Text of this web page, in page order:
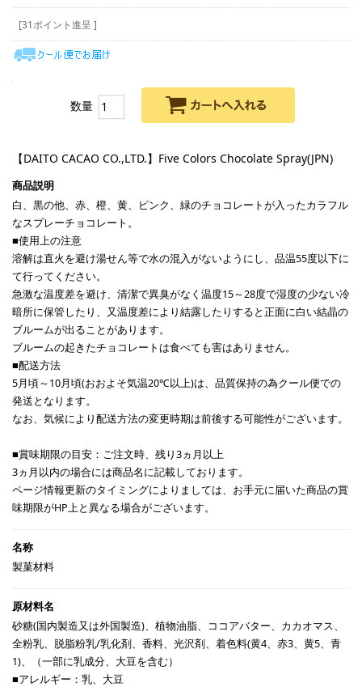
[31ポイント進呈 ]
数量
【DAITO CACAO CO.,LTD.】Five Colors Chocolate Spray(JPN)
白、黒の他、赤、橙、黄、ピンク、緑のチョコレートが入ったカラフル
なスプレーチョコレート。
■使用上の注意
溶解は直火を避け湯せん等で水の混入がないようにし、品温55度以下に
て行ってください。
急激な温度差を避け、清潔で異臭がなく温度15～28度で湿度の少ない冷
暗所に保管したり、又温度差により結露したりすると正面に白い結晶の
ブルームが出ることがあります。
ブルームの起きたチョコレートは食べても害はありません。
■配送方法
5月頃～10月頃(おおよそ気温20℃以上)は、品質保持の為クール便での
発送となります。
なお、気候により配送方法の変更時期は前後する可能性がございます。
■賞味期限の目安：ご注文時、残り3ヵ月以上
3ヵ月以内の場合には商品名に記載しております。
ページ情報更新のタイミングによりましては、お手元に届いた商品の賞
味期限がHP上と異なる場合がございます。
製菓材料
砂糖(国内製造又は外国製造)、植物油脂、ココアバター、カカオマス、
全粉乳、脱脂粉乳/乳化剤、香料、光沢剤、着色料(黄4、赤3、黄5、青
1)、（一部に乳成分、大豆を含む）
■アレルギー：乳、大豆